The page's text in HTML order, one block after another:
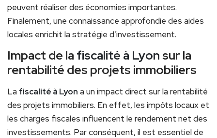
peuvent réaliser des économies importantes.
Finalement, une connaissance approfondie des aides
locales enrichit la stratégie d’investissement.
Impact de la fiscalité à Lyonsur la
rentabilité des projets immobiliers
La fiscalité à Lyon a un impact direct sur la rentabilité
des projets immobiliers. En effet, les impôts locaux et
les charges fiscales influencent le rendement net des
investissements. Par conséquent, il est essentiel de